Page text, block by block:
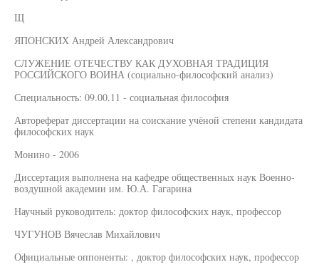
Щ
ЯПОНСКИХ Андрей Александрович
СЛУЖЕНИЕ ОТЕЧЕСТВУ КАК ДУХОВНАЯ ТРАДИЦИЯ
РОССИЙСКОГО ВОИНА (социально-философский анализ)
Специальность: 09.00.11 - социальная философия
Автореферат диссертации на соискание учёной степени кандидата
философских наук
Монино - 2006
Диссертация выполнена на кафедре общественных наук Военно-
воздушной академии им. Ю.А. Гагарина
Научный руководитель: доктор философских наук, профессор
ЧУГУНОВ Вячеслав Михайлович
Официальные оппоненты: , доктор философских наук, профессор